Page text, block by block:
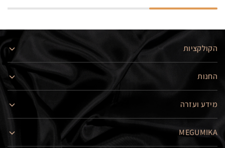
הקולקציות
החנות
מידע ועזרה
MEGUMIKA